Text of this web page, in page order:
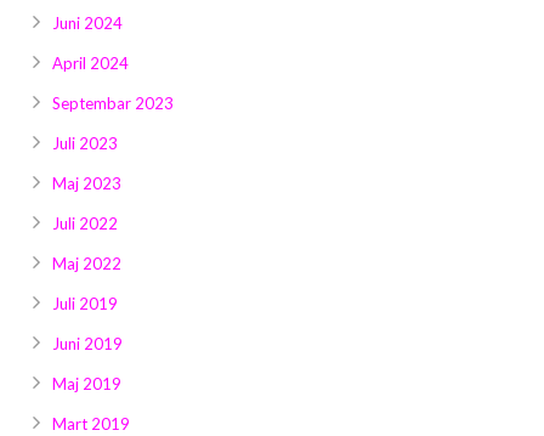
Juni 2024
April 2024
Septembar 2023
Juli 2023
Maj 2023
Juli 2022
Maj 2022
Juli 2019
Juni 2019
Maj 2019
Mart 2019